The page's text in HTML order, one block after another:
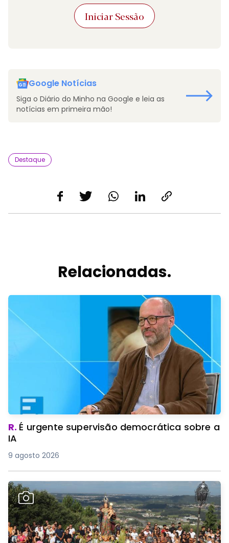
Iniciar Sessão
Google Notícias
Siga o Diário do Minho na Google e leia as
notícias em primeira mão!
Destaque
Relacionadas.
R. É urgente supervisão democrática sobre a
IA
9 agosto 2026